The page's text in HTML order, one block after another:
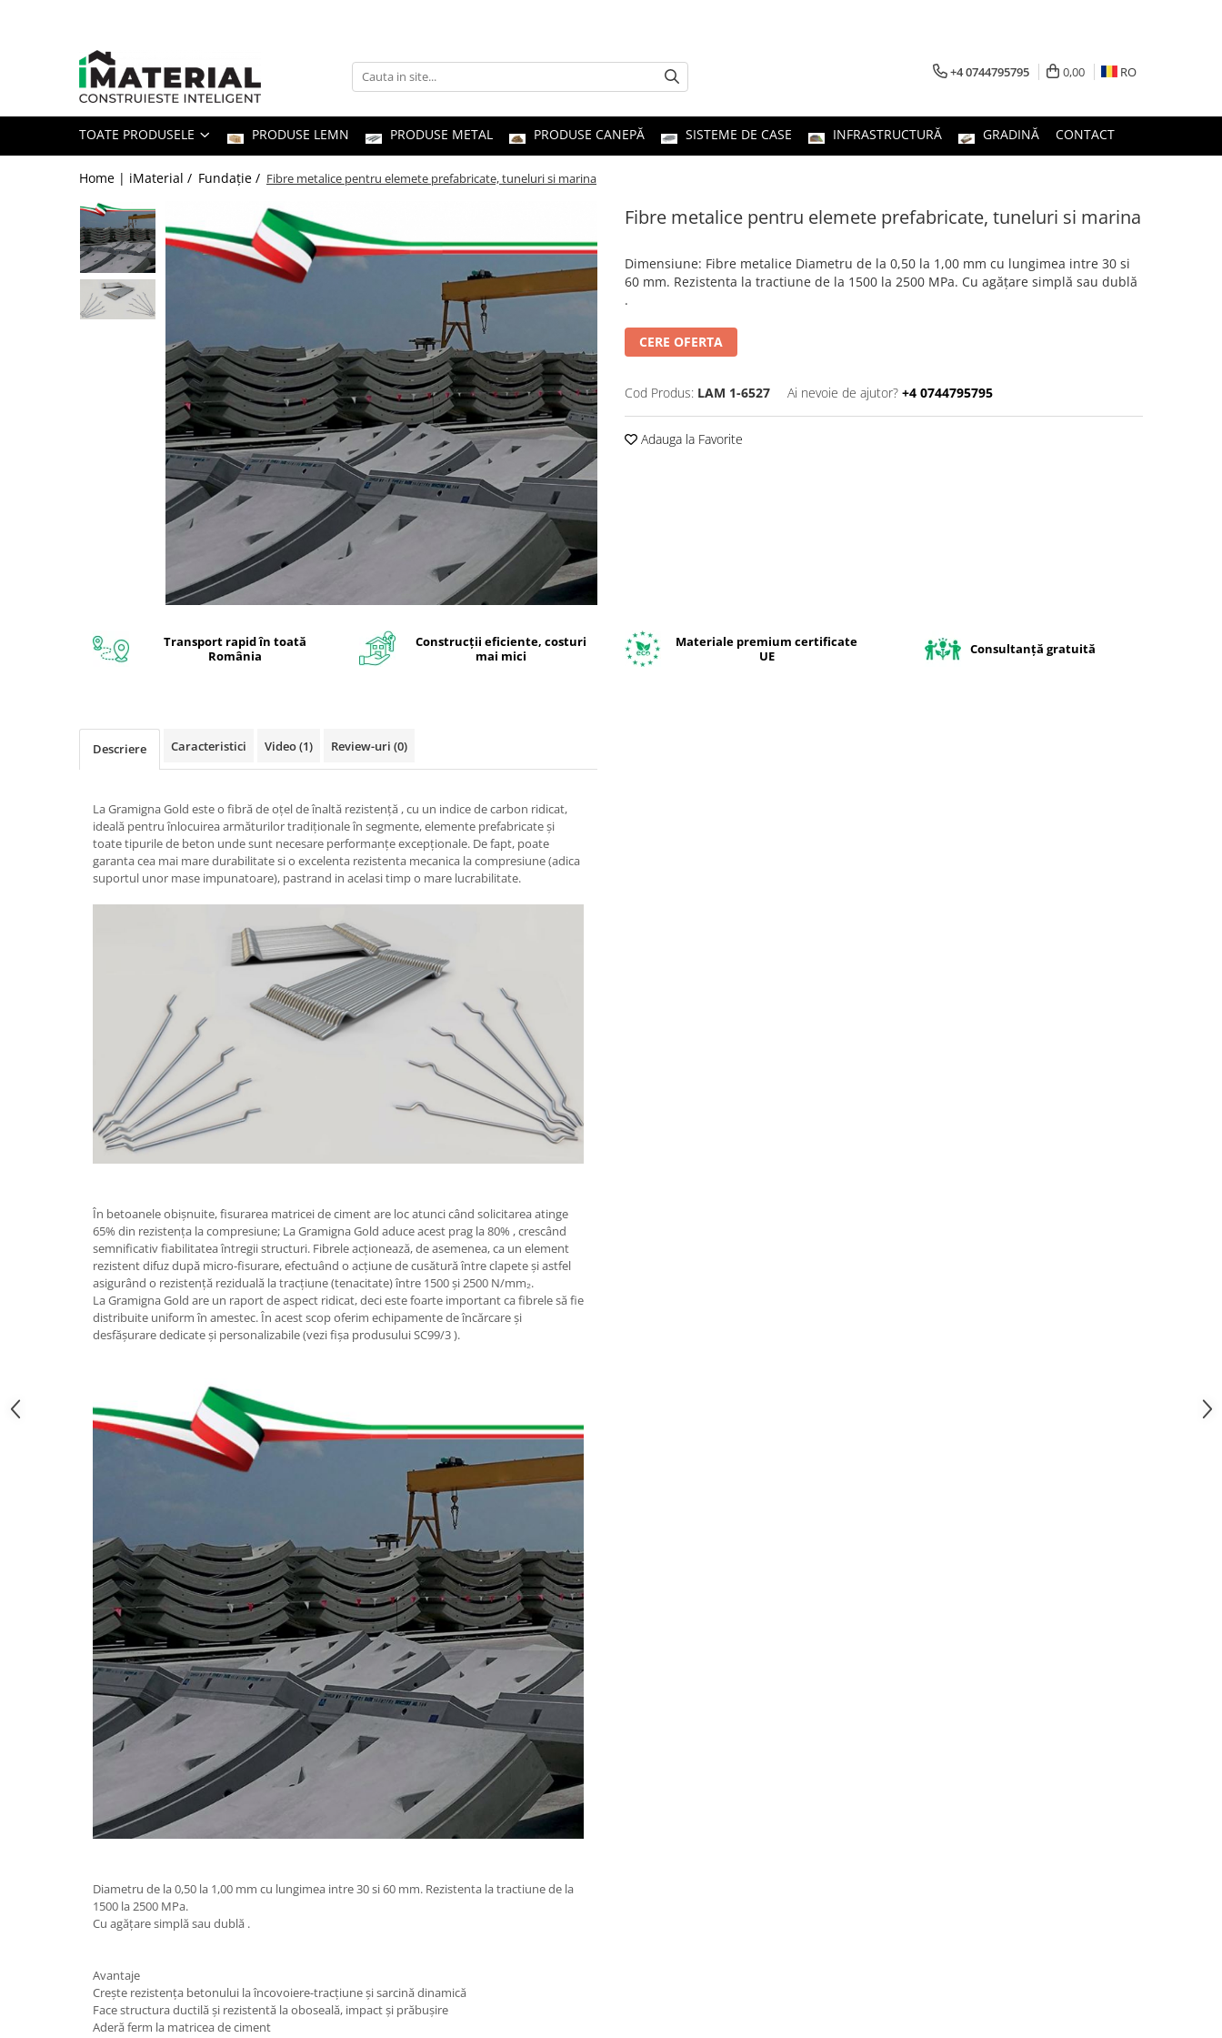
Toate Produsele
Fundație
Structură
Agro & zootehnie
+4 0744795795 0,00 RO
TOATE PRODUSELE PRODUSE LEMN PRODUSE METAL PRODUSE CANEPĂ SISTEME DE CASE INFRASTRUCTURĂ GRADINĂ CONTACT
Home | iMaterial / Fundație / Fibre metalice pentru elemete prefabricate, tuneluri si marina
Fibre metalice pentru elemete prefabricate, tuneluri si marina
Dimensiune: Fibre metalice Diametru de la 0,50 la 1,00 mm cu lungimea intre 30 si
60 mm. Rezistenta la tractiune de la 1500 la 2500 MPa. Cu agățare simplă sau dublă
.
CERE OFERTA
Cod Produs: LAM 1-6527 Ai nevoie de ajutor? +4 0744795795
Adauga la Favorite
Transport rapid în toată
România
Construcții eficiente, costuri
mai mici
Materiale premium certificate
UE
Consultanță gratuită
Descriere Caracteristici Video(1) Review-uri (0)
La Gramigna Gold este o fibră de oțel de înaltă rezistență , cu un indice de carbon ridicat,
ideală pentru înlocuirea armăturilor tradiționale în segmente, elemente prefabricate și
toate tipurile de beton unde sunt necesare performanțe excepționale. De fapt, poate
garanta cea mai mare durabilitate si o excelenta rezistenta mecanica la compresiune (adica
suportul unor mase impunatoare), pastrand in acelasi timp o mare lucrabilitate.
În betoanele obișnuite, fisurarea matricei de ciment are loc atunci când solicitarea atinge
65% din rezistența la compresiune; La Gramigna Gold aduce acest prag la 80% , crescând
semnificativ fiabilitatea întregii structuri. Fibrele acționează, de asemenea, ca un element
rezistent difuz după micro-fisurare, efectuând o acțiune de cusătură între clapete și astfel
asigurând o rezistență reziduală la tracțiune (tenacitate) între 1500 și 2500 N/mm₂.
La Gramigna Gold are un raport de aspect ridicat, deci este foarte important ca fibrele să fie
distribuite uniform în amestec. În acest scop oferim echipamente de încărcare și
desfășurare dedicate și personalizabile (vezi fișa produsului SC99/3 ).
Diametru de la 0,50 la 1,00 mm cu lungimea intre 30 si 60 mm. Rezistenta la tractiune de la
1500 la 2500 MPa.
Cu agățare simplă sau dublă .
Avantaje
Crește rezistența betonului la încovoiere-tracțiune și sarcină dinamică
Face structura ductilă și rezistentă la oboseală, impact și prăbușire
Aderă ferm la matricea de ciment